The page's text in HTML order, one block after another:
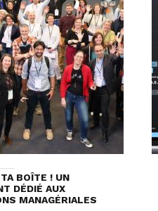
BOÎTE ! UN
DÉDIÉ AUX
MANAGÉRIALES